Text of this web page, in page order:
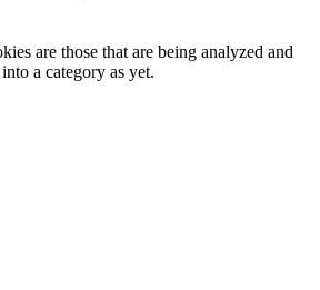
are those that are being analyzed and
a category as yet.